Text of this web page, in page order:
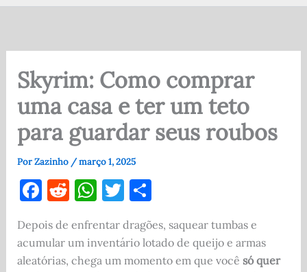
Skyrim: Como comprar
uma casa e ter um teto
para guardar seus roubos
PorZazinho /março 1, 2025
F
c
e
R
d
di
W
at
s
T
it
te
S
ar
e
Depois de enfrentar dragões, saquear tumbas e
acumular um inventário lotado de queijo e armas
aleatórias, chega um momento em que você só quer